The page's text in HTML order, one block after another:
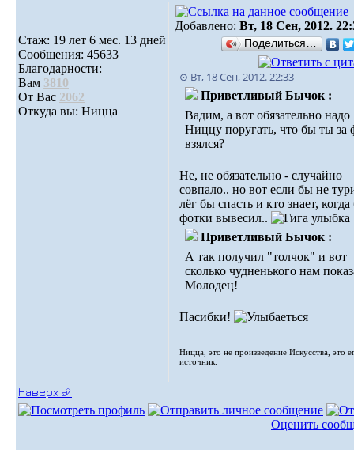
Стаж: 19 лет 6 мес. 13 дней
Сообщения: 45633
Благодарности:
Вам 3810
От Вас 2062
Откуда вы: Ницца
Добавлено: Вт, 18 Сен, 2012.
Поделиться…
⊙ Вт, 18 Сен, 2012. 22:33
Приветливый Бычок :
Вадим, а вот обязательно надо
Ниццу поругать, что бы ты за
взялся?
Не, не обязательно - случайно
совпало.. но вот если бы не
лёг бы спасть и кто знает,
фотки вывесил..
Приветливый Бычок :
А так получил "толчок" и вот
сколько чудненького нам
Молодец!
Пасибки!
Ницца, это не произведение Искусства, это
источник.
Наверх ⮵
Оценить